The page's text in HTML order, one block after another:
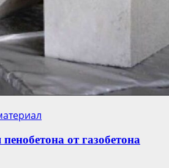
от газобетона